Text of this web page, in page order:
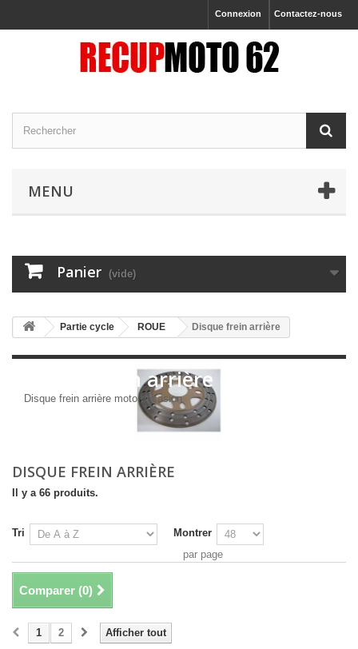
Contactez-nous
Connexion
MENU
Panier (vide)
Partie cycle ROUE Disque frein arrière
Disque frein arrière
Disque frein arrière moto occasion
DISQUE FREIN ARRIÈRE
Il y a 66 produits.
Tri
Montrer
par page
Comparer (0)
Afficher tout
1 2